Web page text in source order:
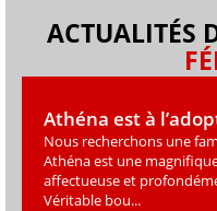
ACTUALITÉS
Athéna est à
Nous recherchons une
Athéna est une
affectueuse et
Véritable bou...